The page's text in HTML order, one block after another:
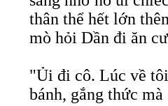
thân thể hết lớn
mò hỏi Dần đi ăn
"Ủi đi cô. Lúc về
bánh, gắng thức